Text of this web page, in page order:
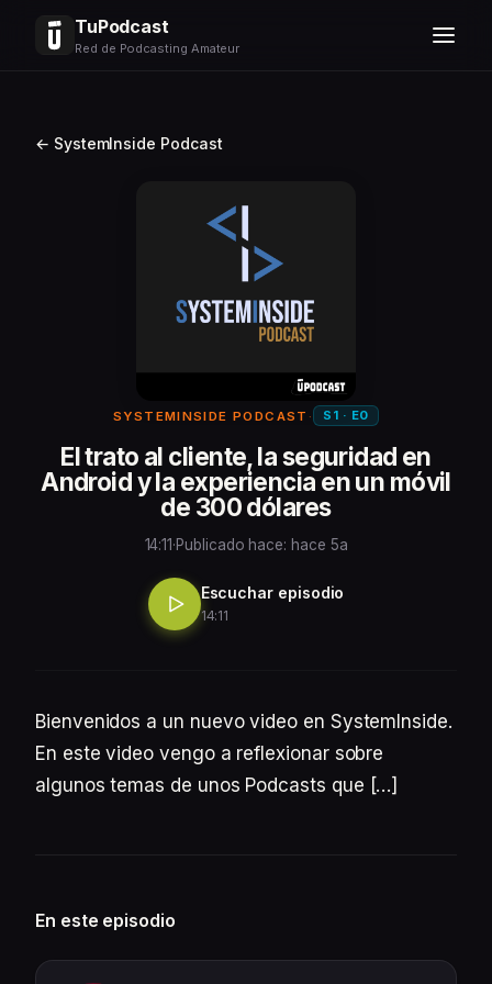
TuPodcast
Red de Podcasting Amateur
← SystemInside Podcast
SYSTEMINSIDE PODCAST · S1 · E0
El trato al cliente, la seguridad en
Android y la experiencia en un móvil
de 300 dólares
14:11·Publicado hace: hace 5a
Escuchar episodio
14:11
Bienvenidos a un nuevo video en SystemInside.
En este video vengo a reflexionar sobre
algunos temas de unos Podcasts que […]
En este episodio